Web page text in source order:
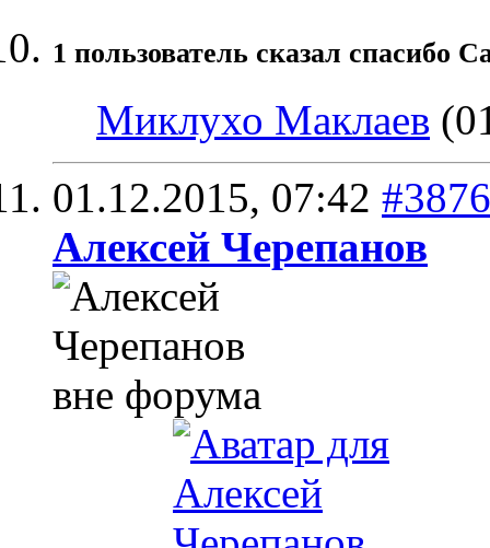
1 пользователь сказал cпасибо
Миклухо Маклаев
01.12.2015, 07:42 #3876
Алексей Черепанов